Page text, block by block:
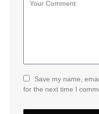
Save my name,
for the next time I